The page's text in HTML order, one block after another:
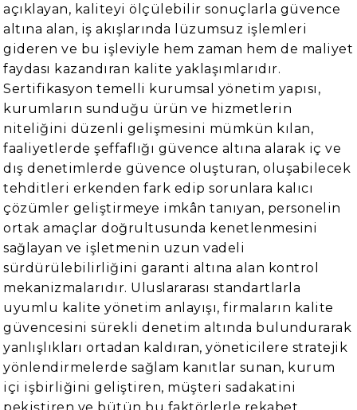
açıklayan, kaliteyi ölçülebilir sonuçlarla güvence
altına alan, iş akışlarında lüzumsuz işlemleri
gideren ve bu işleviyle hem zaman hem de maliyet
faydası kazandıran kalite yaklaşımlarıdır.
Sertifikasyon temelli kurumsal yönetim yapısı,
kurumların sunduğu ürün ve hizmetlerin
niteliğini düzenli gelişmesini mümkün kılan,
faaliyetlerde şeffaflığı güvence altına alarak iç ve
dış denetimlerde güvence oluşturan, oluşabilecek
tehditleri erkenden fark edip sorunlara kalıcı
çözümler geliştirmeye imkân tanıyan, personelin
ortak amaçlar doğrultusunda kenetlenmesini
sağlayan ve işletmenin uzun vadeli
sürdürülebilirliğini garanti altına alan kontrol
mekanizmalarıdır. Uluslararası standartlarla
uyumlu kalite yönetim anlayışı, firmaların kalite
güvencesini sürekli denetim altında bulundurarak
yanlışlıkları ortadan kaldıran, yöneticilere stratejik
yönlendirmelerde sağlam kanıtlar sunan, kurum
içi işbirliğini geliştiren, müşteri sadakatini